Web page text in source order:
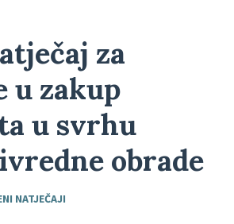
za
u zakup
u svrhu
obrade
NATJEČAJI